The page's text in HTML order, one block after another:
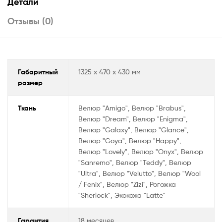
A
ni k
Отзывы (0)
Габаритный
размер
1325 x 470 x 430 мм
Ткань
Велюр "Amigo", Велюр "Brabus",
Велюр "Dream", Велюр "Enigma",
Велюр "Galaxy", Велюр "Glance",
Велюр "Goya", Велюр "Happy",
Велюр "Lovely", Велюр "Onyx", Велюр
"Sanremo", Велюр "Teddy", Велюр
"Ultra", Велюр "Velutto", Велюр "Wool
/ Fenix", Велюр "Zizi", Рогожка
"Sherlock", Экокожа "Latte"
18 месяцев